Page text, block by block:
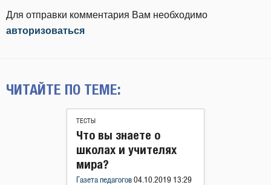
Для отправки комментария Вам необходимо
авторизоваться
ЧИТАЙТЕ ПО ТЕМЕ:
ТЕСТЫ
Что вы знаете о
школах и учителях
мира?
Газета педагогов 04.10.2019 13:29